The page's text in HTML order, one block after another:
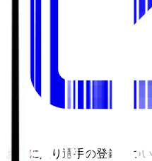
お気に入り選手の登録につ